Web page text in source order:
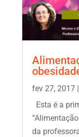
fev 27, 2017|
Esta é a
da